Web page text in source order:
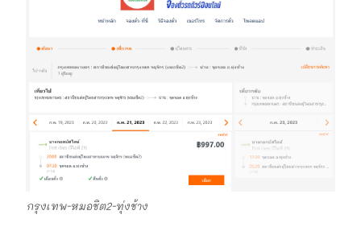
กรุงเทพ-หมอชิต2-ทุ่งช้าง